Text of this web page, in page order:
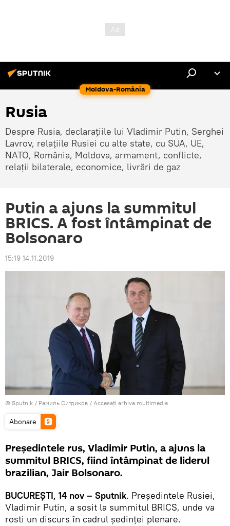
Moldova-România
Rusia
Despre Rusia, declarațiile lui Vladimir Putin, Serghei
Lavrov, relațiile Rusiei cu alte state, cu SUA, UE,
NATO, România, Moldova, armament, conflicte,
relații bilaterale, economice, livrări de gaz
Putin a ajuns la summitul
BRICS. A fost întâmpinat de
Bolsonaro
15:19 14.11.2019
© Sputnik / Рамиль Ситдиков / Accesați arhiva multimedia
Abonare
Președintele rus, Vladimir Putin, a ajuns la
summitul BRICS, fiind întâmpinat de liderul
brazilian, Jair Bolsonaro.
BUCUREȘTI, 14 nov – Sputnik. Președintele Rusiei,
Vladimir Putin, a sosit la summitul BRICS, unde va
rosti un discurs în cadrul ședinței plenare.